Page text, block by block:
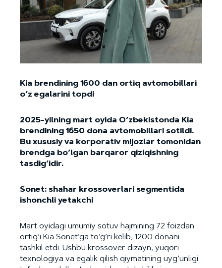
Kia brendining 1600 dan ortiq avtomobillari
o‘z egalarini topdi
2025-yilning mart oyida O‘zbekistonda Kia
brendining 1650 dona avtomobillari sotildi.
Bu xususiy va korporativ mijozlar tomonidan
brendga bo‘lgan barqaror qiziqishning
tasdig‘idir.
Sonet: shahar krossoverlari segmentida
ishonchli yetakchi
Mart oyidagi umumiy sotuv hajmining 72 foizdan
ortig‘i Kia Sonet’ga to‘g‘ri kelib, 1200 donani
tashkil etdi. Ushbu krossover dizayn, yuqori
texnologiya va egalik qilish qiymatining uyg‘unligi